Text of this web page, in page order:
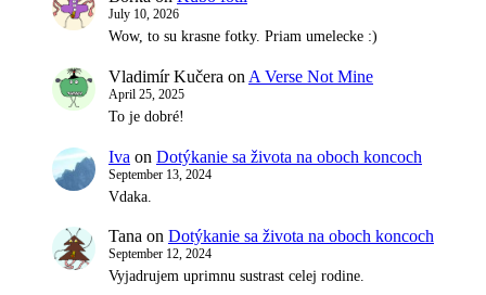
July 10, 2026
Wow, to su krasne fotky. Priam umelecke :)
Vladimír Kučera on A Verse Not Mine
April 25, 2025
To je dobré!
Iva on Dotýkanie sa života na oboch koncoch
September 13, 2024
Vdaka.
Tana on Dotýkanie sa života na oboch koncoch
September 12, 2024
Vyjadrujem uprimnu sustrast celej rodine.